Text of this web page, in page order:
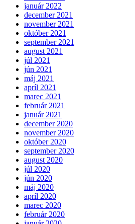
január 2022
december 2021
november 2021
október 2021
september 2021
august 2021
júl 2021
jún 2021
máj 2021
apríl 2021
marec 2021
február 2021
január 2021
december 2020
november 2020
október 2020
september 2020
august 2020
júl 2020
jún 2020
máj 2020
apríl 2020
marec 2020
február 2020